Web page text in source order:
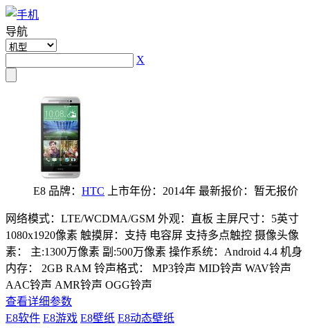
导航
X
E8 品牌： HTC 上市年份：2014年 最新报价：暂无报价
网络模式：LTE/WCDMA/GSM 外观：直板 主屏尺寸：5英寸
1080x1920像素 触摸屏：支持 电容屏 支持多点触控 摄像头像
素： 主:1300万像素 副:500万像素 操作系统：Android 4.4 机身
内存： 2GB RAM 铃声格式： MP3铃声 MID铃声 WAV铃声
AAC铃声 AMR铃声 OGG铃声
查看详细参数
E8软件 E8游戏 E8壁纸 E8动态壁纸